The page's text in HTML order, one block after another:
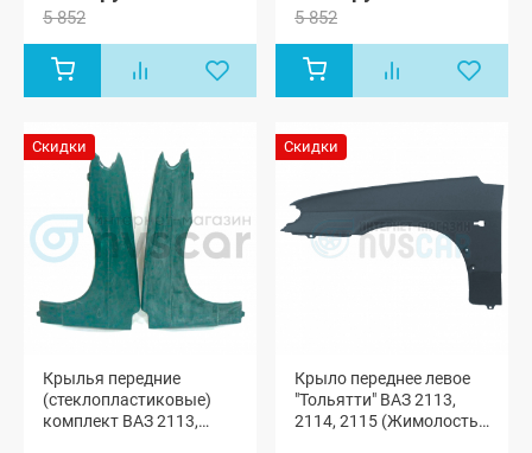
5 852 5 852
Скидки
Крылья передние
(стеклопластиковые)
комплект ВАЗ 2113,
Скидки
Крыло переднее левое
"Тольятти" ВАЗ 2113,
2114, 2115 (Жимолость